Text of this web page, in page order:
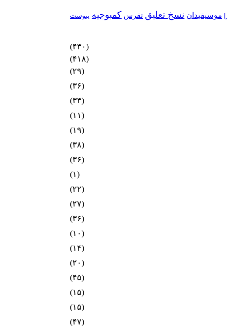
موسیقیدان نسخ تعلیق نقرس کمبوجیه یبوست
(۴۳۰)
(۴۱۸)
(۲۹)
(۳۶)
(۳۳)
(۱۱)
(۱۹)
(۳۸)
(۳۶)
(۱)
(۲۲)
(۲۷)
(۳۶)
(۱۰)
(۱۴)
(۲۰)
(۴۵)
(۱۵)
(۱۵)
(۴۷)